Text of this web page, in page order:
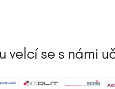
velcí se s námi